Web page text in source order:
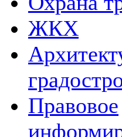
ЖКХ
Правовое